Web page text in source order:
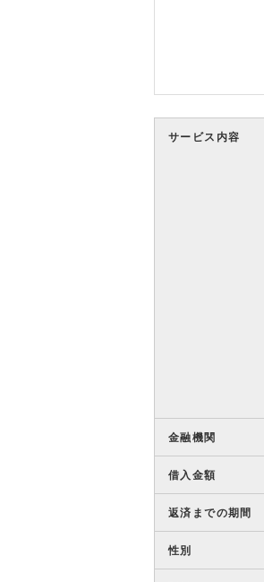
サービス内容
金融機関
借入金額
返済までの期間
性別